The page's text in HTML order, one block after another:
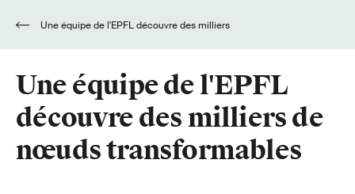
Une équipe de l'EPFL
découvre des milliers de
nœuds transformables